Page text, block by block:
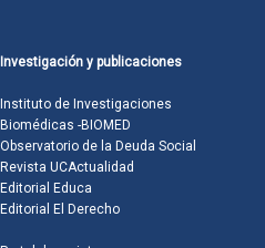
Investigación y publicaciones
Instituto de Investigaciones
Biomédicas -BIOMED
Observatorio de la Deuda Social
Revista UCActualidad
Editorial Educa
Editorial El Derecho